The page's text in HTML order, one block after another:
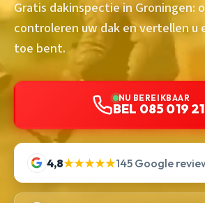
Gratis dakinspectie in Groningen:
controleren uw dak en vertellen u
toe bent.
NU BEREIKBAAR
BEL 085 019
4,8★★★★★145 Google